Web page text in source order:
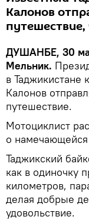
Калонов
ДУШАНБЕ, 30
Мельник.
в Таджикистане
Калонов
путешествие.
Мотоциклист
о намечающейся
Таджикский
как в одиночку
километров,
делая добрые
удовольствие.